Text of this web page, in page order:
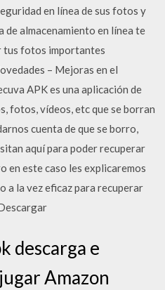
en línea de sus fotos y
almacenamiento en línea te
tus fotos importantes
– Mejoras en el
APK es una aplicación de
fotos, vídeos, etc que se borran
cuenta de que se borro,
aquí para poder recuperar
en este caso les explicaremos
a la vez eficaz para recuperar
descarga e
Amazon